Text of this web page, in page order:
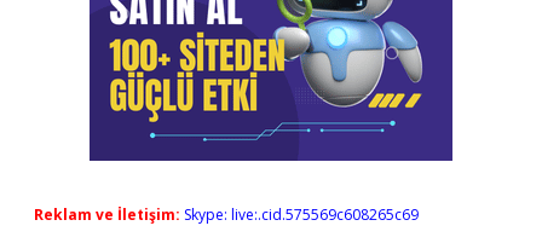
Reklam ve İletişim: Skype: live:.cid.575569c608265c69